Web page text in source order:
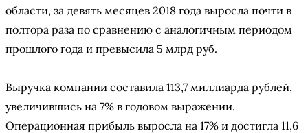
области, за девять месяцев 2018 года выросла почти в
полтора раза по сравнению с аналогичным периодом
прошлого года и превысила 5 млрд руб.
Выручка компании составила 113,7 миллиарда рублей,
увеличившись на 7% в годовом выражении.
Операционная прибыль выросла на 17% и достигла 11,6